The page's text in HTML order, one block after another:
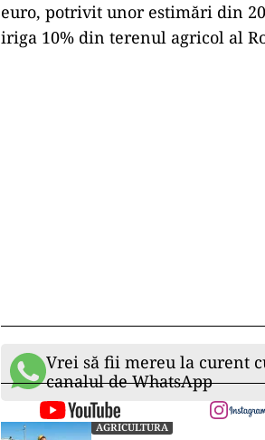
euro, potrivit unor estimări din
iriga 10% din terenul agricol al
Vrei să fii mereu la curent
canalul de WhatsApp
AGRICULTURA